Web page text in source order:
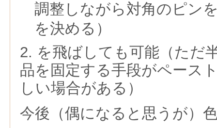
調整しながら対角のピン
を決める）
2. を飛ばしても可能（ただ
品を固定する手段がペース
しい場合がある）
今後（偶になると思うが）